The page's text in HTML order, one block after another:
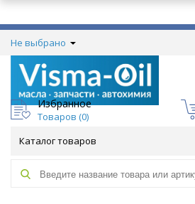
Не выбрано
Избранное
Товаров (0)
Каталог товаров